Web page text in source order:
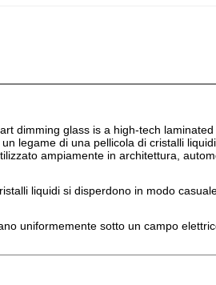
dimming glass is a high-tech
legame di una pellicola di cristalli
ampiamente in architettura,
liquidi si disperdono in modo
uniformemente sotto un campo